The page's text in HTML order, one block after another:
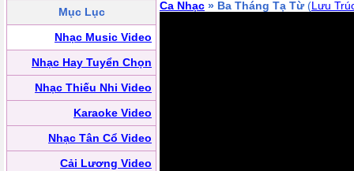
Mục Lục
Nhạc Music Video
Nhạc Hay Tuyển Chọn
Nhạc Thiếu Nhi Video
Karaoke Video
Nhạc Tân Cổ Video
Cải Lương Video
Ca Nhạc » Ba Tháng Tạ Từ(Lưu